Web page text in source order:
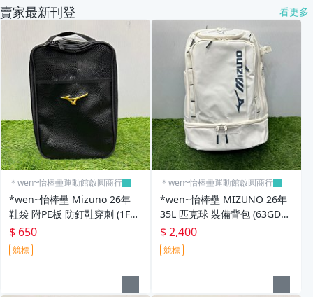
【配件】毛巾.水壺
【配件】護腕,頭帶
【配件】圍巾,護頸套
【配件】眼鏡,帽子,袖套
【各種運動防護配件】
【簡易便利健身器材區】
其它
賣家最新刊登 看更多
＊wen~怡棒壘運動館啟圓商行
*wen~怡棒壘 Mizuno 26年
鞋袋 附PE板 防釘鞋穿刺 (1FTK
D51495) 現貨特價 下單前先詢
問
$ 650
競標
＊wen~怡棒壘運動館啟圓商行
*wen~怡棒壘 MIZUNO 26年
35L 匹克球 裝備背包 (63GDD
03102) 現貨特價 先詢問
$ 2,400
競標